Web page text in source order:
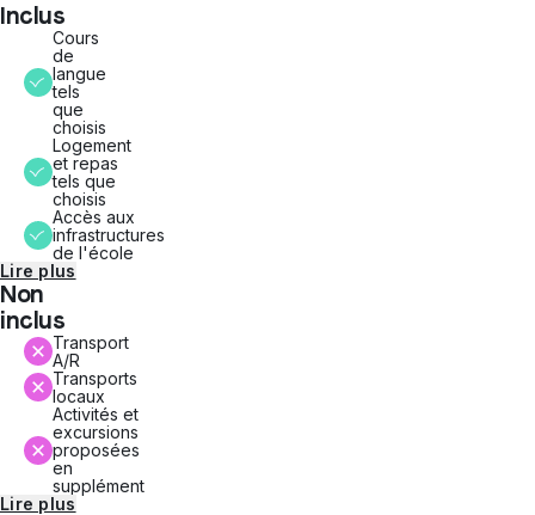
Inclus
Cours
de
langue
tels
que
choisis
Logement
et repas
tels que
choisis
Accès aux
infrastructures
de l'école
Lire plus
Non
inclus
Transport
A/R
Transports
locaux
Activités et
excursions
proposées
en
supplément
Lire plus